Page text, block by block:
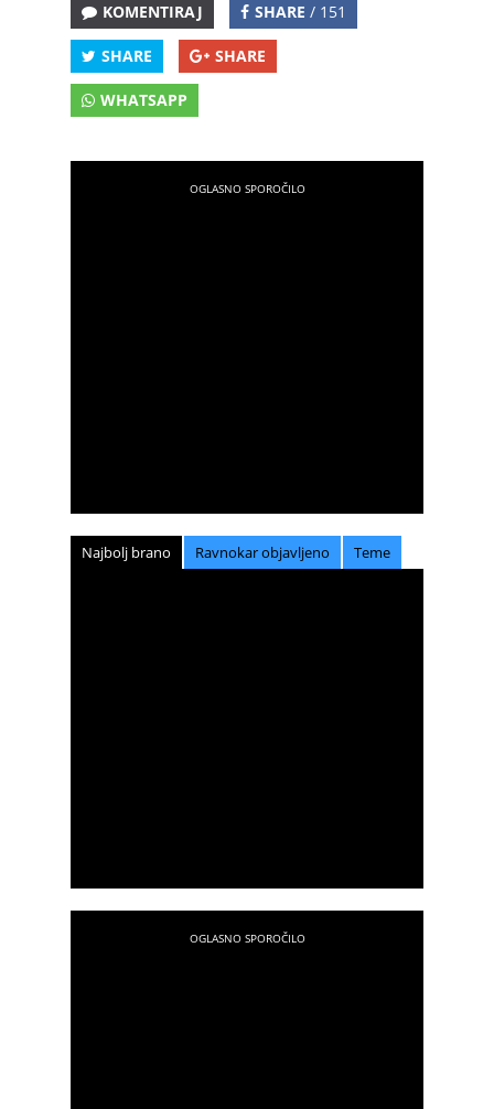
KOMENTIRAJ SHARE / 151
SHARE SHARE
WHATSAPP
Najbolj brano Ravnokar objavljeno Teme